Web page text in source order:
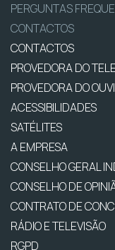
PERGUNTAS
CONTACTOS
CONTACTOS
PROVEDORA DO
PROVEDORA DO
ACESSIBILIDADES
SATÉLITES
A EMPRESA
CONSELHO GERAL
CONSELHO DE
CONTRATO DE
RÁDIO E TELEVISÃO
RGPD